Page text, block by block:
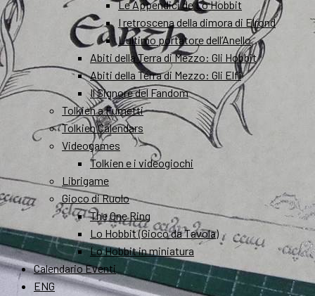
Le Appendici de Lo Hobbit
I retroscena della dimora di Elrond
L’ultimo portatore dell’Anello
Abiti della Terra di Mezzo: Gli Hobbit
Abiti della Terra di Mezzo: Gli Elfi
Il Signore del Fandom
Tolkien a Fumetti
Tolkien Calendars
Videogames
Tolkien e i videogiochi
Librigame
Gioco di Ruolo
The One Ring
Lo Hobbit (Gioco da Tavola)
Lo Hobbit in miniatura
Calendario Eventi
ENG